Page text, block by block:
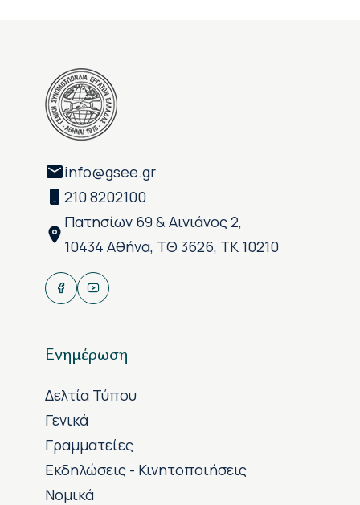
info@gsee.gr
210 8202100
Πατησίων 69 & Αινιάνος 2,
10434 Αθήνα, ΤΘ 3626, ΤΚ 10210
Ενημέρωση
Δελτία Τύπου
Γενικά
Γραμματείες
Εκδηλώσεις - Κινητοποιήσεις
Νομικά